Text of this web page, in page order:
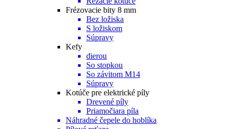
Frézovacie bity 8 mm
Bez ložiska
S ložiskom
Súpravy
Kefy
dierou
So stopkou
So závitom M14
Súpravy
Kotúče pre elektrické píly
Drevené píly
Priamočiara píla
Náhradné čepele do hoblíka